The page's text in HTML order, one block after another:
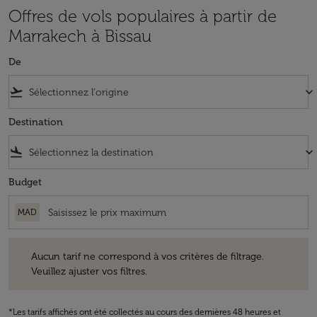
Offres de vols populaires à partir de
Marrakech à Bissau
De
flight_takeoff keyboard_arrow_down
Destination
flight_land keyboard_arrow_down
Budget
MAD
Aucun tarif ne correspond à vos critères de filtrage.
Veuillez ajuster vos filtres.
*Les tarifs affichés ont été collectés au cours des dernières 48 heures et